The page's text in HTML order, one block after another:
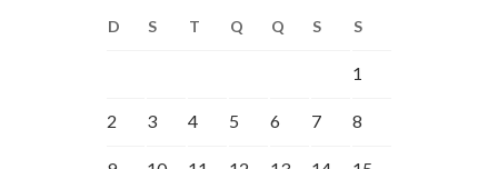
D S T Q Q S S
1
2 3 4 5 6 7 8